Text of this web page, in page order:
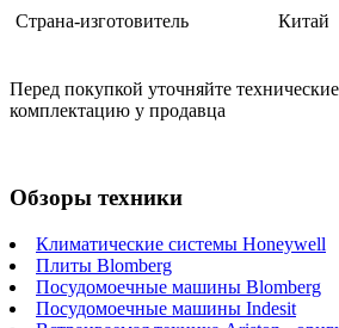
Страна-изготовитель
Китай
Перед покупкой уточняйте
комплектацию у продавца
Обзоры техники
Климатические системы Honeywell
Плиты Blomberg
Посудомоечные машины Blomberg
Посудомоечные машины Indesit